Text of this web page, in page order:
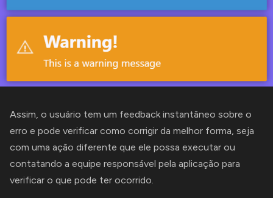
Assim, o usuário tem um feedback instantâneo sobre o
erro e pode verificar como corrigir da melhor forma, seja
com uma ação diferente que ele possa executar ou
contatando a equipe responsável pela aplicação para
verificar o que pode ter ocorrido.